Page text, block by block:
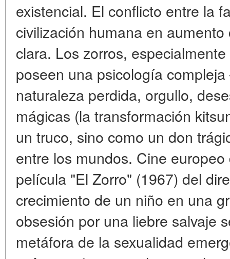
existencial. El conflicto entre la
civilización humana en
clara. Los zorros,
poseen una psicología
naturaleza perdida, orgullo,
mágicas (la transformación
un truco, sino como un don
entre los mundos. Cine
película "El Zorro" (1967) del
crecimiento de un niño en una
obsesión por una liebre salvaje
metáfora de la sexualidad